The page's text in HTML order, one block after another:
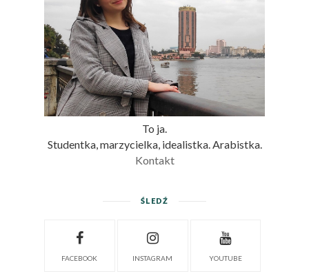
To ja.
Studentka, marzycielka, idealistka. Arabistka.
Kontakt
ŚLEDŹ
FACEBOOK INSTAGRAM YOUTUBE